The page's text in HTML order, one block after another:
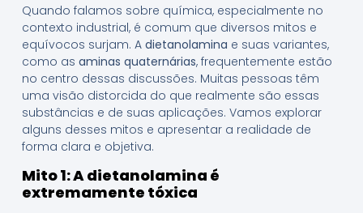
Quando falamos sobre química, especialmente no
contexto industrial, é comum que diversos mitos e
equívocos surjam. A dietanolamina e suas variantes,
como as aminas quaternárias, frequentemente estão
no centro dessas discussões. Muitas pessoas têm
uma visão distorcida do que realmente são essas
substâncias e de suas aplicações. Vamos explorar
alguns desses mitos e apresentar a realidade de
forma clara e objetiva.
Mito 1: A dietanolamina é
extremamente tóxica